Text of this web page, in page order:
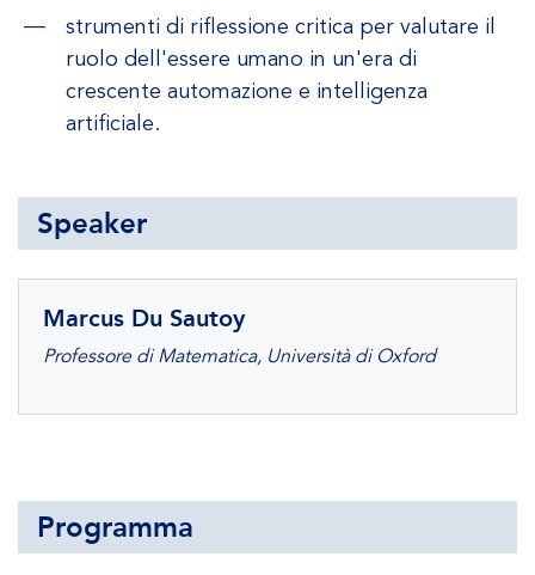
strumenti di riflessione critica per valutare il
ruolo dell'essere umano in un'era di
crescente automazione e intelligenza
artificiale.
Speaker
Marcus Du Sautoy
Professore di Matematica, Università di Oxford
Programma